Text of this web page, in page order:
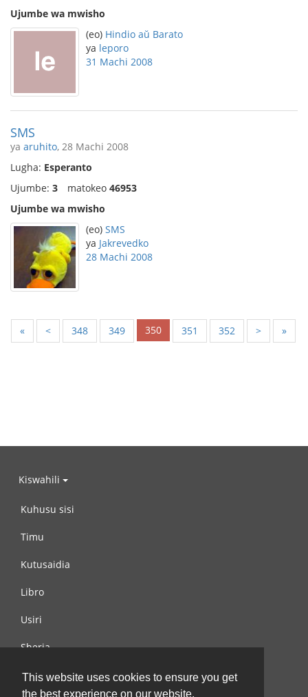
This website uses cookies to ensure you get
the best experience on our website.
Ujumbe wa mwisho
(eo) Hindio aŭ Barato
ya leporo
31 Machi 2008
SMS
ya aruhito, 28 Machi 2008
Lugha: Esperanto
Ujumbe: 3 matokeo 46953
Ujumbe wa mwisho
(eo) SMS
ya Jakrevedko
28 Machi 2008
« < 348 349 350 351 352 > »
Kiswahili
Kuhusu sisi
Timu
Kutusaidia
Libro
Usiri
Sheria
Wasiliana na si